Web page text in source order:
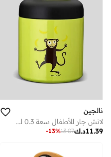
نالجين
لانش جار للأطفال سعة 0.3 لتر أورانج
د.ك11.39
13.07
-13%